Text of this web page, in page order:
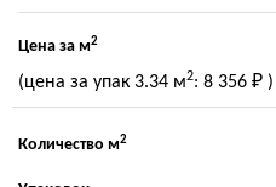
Цена за м2
(цена за упак 3.34 м2: 8 356 ₽ )
Количество м2